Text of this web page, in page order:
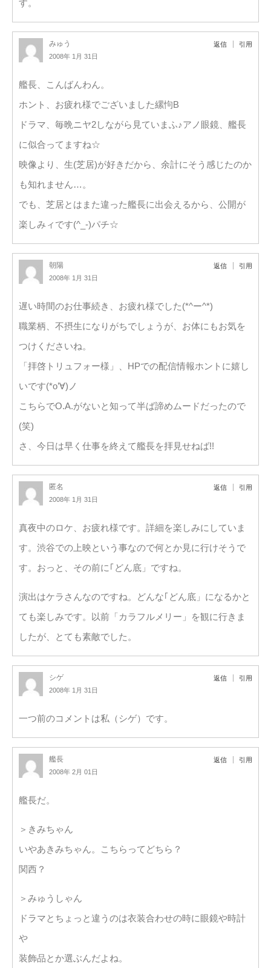
す。
みゅう
2008年 1月 31日
返信 引用
艦長、こんばんわん。
ホント、お疲れ様でございました縲怐B
ドラマ、毎晩ニヤ2しながら見ていまふ♪アノ眼鏡、艦長
に似合ってますね☆
映像より、生(芝居)が好きだから、余計にそう感じたのか
も知れません…。
でも、芝居とはまた違った艦長に出会えるから、公開が
楽しみィです(^_-)パチ☆
朝陽
2008年 1月 31日
返信 引用
遅い時間のお仕事続き、お疲れ様でした(*^ー^*)
職業柄、不摂生になりがちでしょうが、お体にもお気を
つけくださいね。
「拝啓トリュフォー様」、HPでの配信情報ホントに嬉し
いです(*o’∀)ノ
こちらでO.A.がないと知って半ば諦めムードだったので
(笑)
さ、今日は早く仕事を終えて艦長を拝見せねば!!
匿名
2008年 1月 31日
返信 引用
真夜中のロケ、お疲れ様です。詳細を楽しみにしていま
す。渋谷での上映という事なので何とか見に行けそうで
す。おっと、その前に｢どん底」ですね。
演出はケラさんなのですね。どんな｢どん底」になるかと
ても楽しみです。以前「カラフルメリー」を観に行きま
したが、とても素敵でした。
シゲ
2008年 1月 31日
返信 引用
一つ前のコメントは私（シゲ）です。
艦長
2008年 2月 01日
返信 引用
艦長だ。
＞きみちゃん
いやあきみちゃん。こちらってどちら？
関西？
＞みゅうしゃん
ドラマとちょっと違うのは衣装合わせの時に眼鏡や時計
や
装飾品とか選ぶんだよね。